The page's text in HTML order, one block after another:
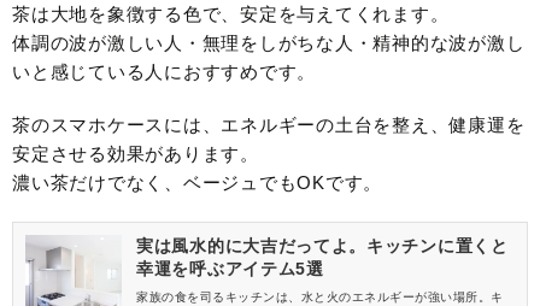
茶は大地を象徴する色で、安定を与えてくれます。
体調の波が激しい人・無理をしがちな人・精神的な波が激し
いと感じている人におすすめです。
茶のスマホケースには、エネルギーの土台を整え、健康運を
安定させる効果があります。
濃い茶だけでなく、ベージュでもOKです。
実は風水的に大吉だってよ。キッチンに置くと
幸運を呼ぶアイテム5選
家族の食を司るキッチンは、水と火のエネルギーが強い場所。キ